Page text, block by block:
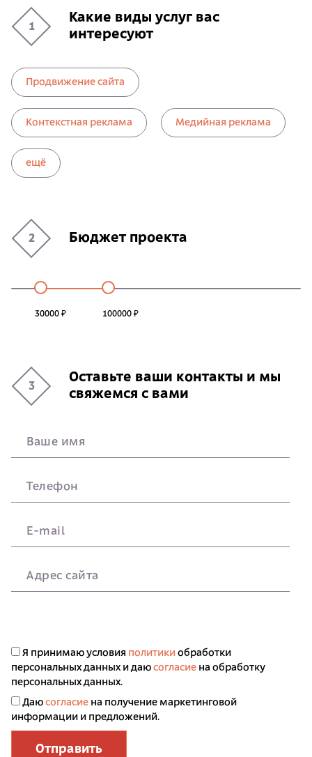
1
Какие виды услуг вас
интересуют
Продвижение сайта
Контекстная реклама Медийная реклама
ещё
2 Бюджет проекта
30000 ₽ 100000 ₽
3
Оставьте ваши контакты и мы
свяжемся с вами
Ваше имя
Телефон
E-mail
Адрес сайта
Я принимаю условия политики обработки
персональных данных и даю согласие на обработку
персональных данных.
Даю согласие на получение маркетинговой
информации и предложений.
Отправить